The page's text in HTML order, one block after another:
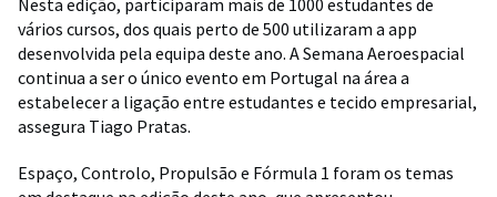
vários cursos, dos quais perto de 500 utilizaram a app
desenvolvida pela equipa deste ano. A Semana Aeroespacial
continua a ser o único evento em Portugal na área a
estabelecer a ligação entre estudantes e tecido empresarial,
assegura Tiago Pratas.
Espaço, Controlo, Propulsão e Fórmula 1 foram os temas